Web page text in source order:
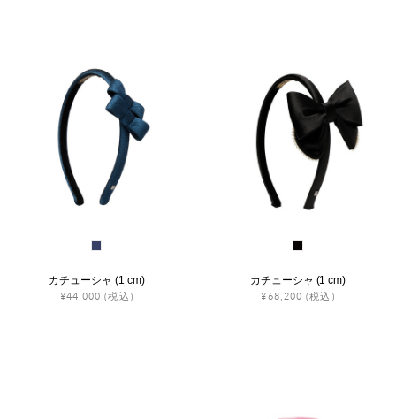
カチューシャ (1 cm)
¥44,000 (税込)
カチューシャ (1 cm)
¥68,200 (税込)